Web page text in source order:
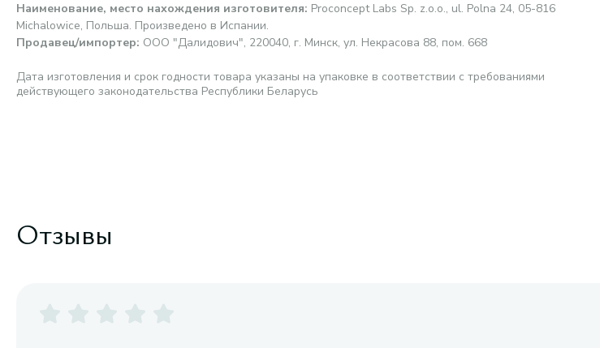
Наименование, место нахождения изготовителя: Proconcept Labs Sp. z.o.o., ul. Polna 24, 05-816
Michalowice, Польша. Произведено в Испании.
Продавец/импортер: ООО "Далидович", 220040, г. Минск, ул. Некрасова 88, пом. 668
Дата изготовления и срок годности товара указаны на упаковке в соответствии с требованиями
действующего законодательства Республики Беларусь
Отзывы